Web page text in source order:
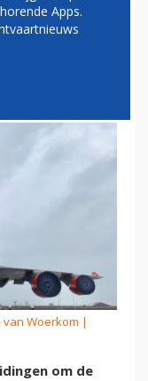
GANG
van Woerkom |
om de
Apps.